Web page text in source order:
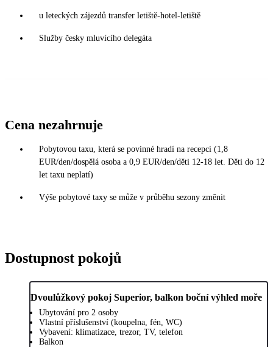
u leteckých zájezdů transfer letiště-hotel-letiště
Služby česky mluvícího delegáta
Cena nezahrnuje
Pobytovou taxu, která se povinné hradí na recepci (1,8
EUR/den/dospělá osoba a 0,9 EUR/den/děti 12-18 let. Děti do 12
let taxu neplatí)
Výše pobytové taxy se může v průběhu sezony změnit
Dostupnost pokojů
Dvoulůžkový pokoj Superior, balkon boční výhled moře
Ubytování pro 2 osoby
Vlastní příslušenství (koupelna, fén, WC)
Vybavení: klimatizace, trezor, TV, telefon
Balkon